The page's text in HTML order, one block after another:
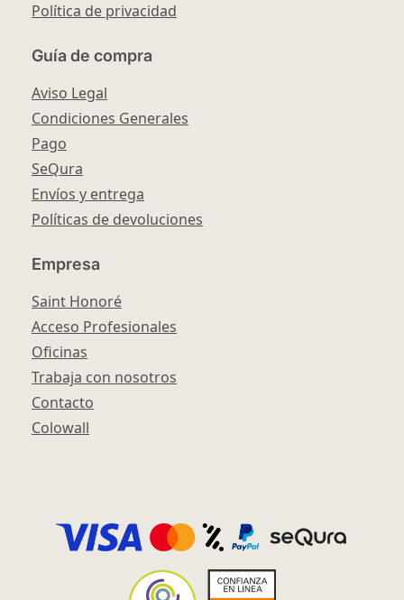
Política de privacidad
Guía de compra
Aviso Legal
Condiciones Generales
Pago
SeQura
Envíos y entrega
Políticas de devoluciones
Empresa
Saint Honoré
Acceso Profesionales
Oficinas
Trabaja con nosotros
Contacto
Colowall